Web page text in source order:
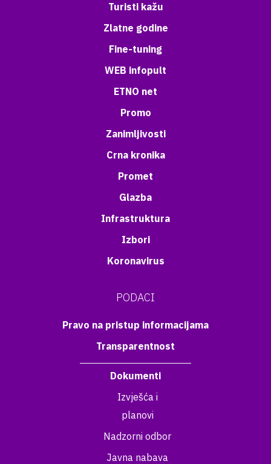
Turisti kažu
Zlatne godine
Fine-tuning
WEB infopult
ETNO net
Promo
Zanimljivosti
Crna kronika
Promet
Glazba
Infrastruktura
Izbori
Koronavirus
PODACI
Pravo na pristup informacijama
Transparentnost
Dokumenti
Izvješća i
planovi
Nadzorni odbor
Javna nabava